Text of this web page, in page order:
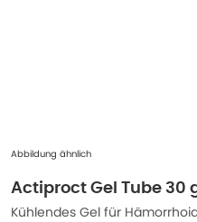
Abbildung ähnlich
Actiproct Gel Tube 30
Kühlendes Gel für